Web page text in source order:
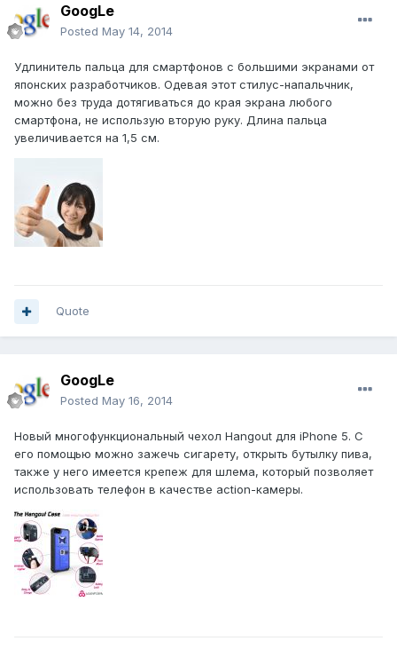
GoogLe
Posted May 14, 2014
Удлинитель пальца для смартфонов с большими экранами от
японских разработчиков. Одевая этот стилус-напальчник,
можно без труда дотягиваться до края экрана любого
смартфона, не использую вторую руку. Длина пальца
увеличивается на 1,5 см.
Quote
GoogLe
Posted May 16, 2014
Новый многофункциональный чехол Hangout для iPhone 5. С
его помощью можно зажечь сигарету, открыть бутылку пива,
также у него имеется крепеж для шлема, который позволяет
использовать телефон в качестве action-камеры.